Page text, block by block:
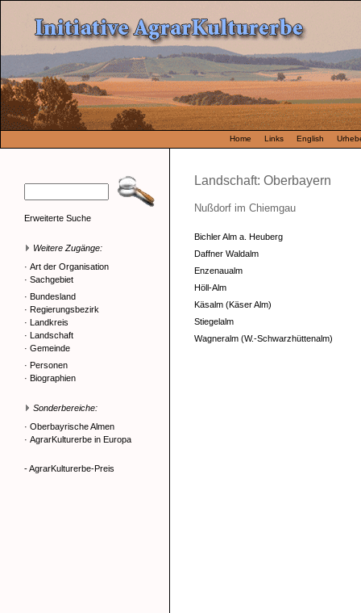
Home Links English
Erweiterte Suche
Weitere Zugänge:
· Art der Organisation
· Sachgebiet
· Bundesland
· Regierungsbezirk
· Landkreis
· Landschaft
· Gemeinde
· Personen
· Biographien
Sonderbereiche:
· Oberbayrische Almen
· AgrarKulturerbe in Europa
- AgrarKulturerbe-Preis
Landschaft: Oberbayern
Nußdorf im Chiemgau
Bichler Alm a. Heuberg
Daffner Waldalm
Enzenaualm
Höll-Alm
Käsalm (Käser Alm)
Stiegelalm
Wagneralm (W.-Schwarzhüttenalm)